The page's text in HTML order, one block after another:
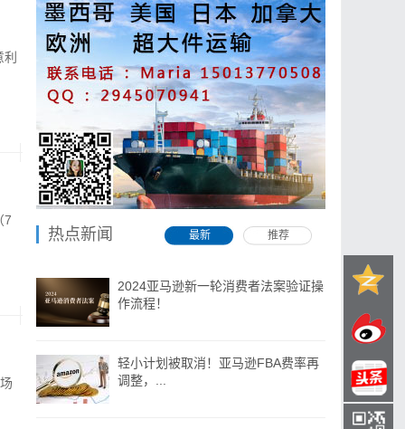
7
热点新闻 最新 推荐
2024亚马逊新一轮消费者法案验证操
作流程！
轻小计划被取消！亚马逊FBA费率再
调整，...